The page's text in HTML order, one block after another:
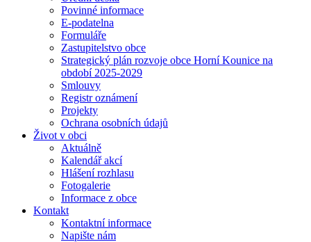
Povinné informace
E-podatelna
Formuláře
Zastupitelstvo obce
Strategický plán rozvoje obce Horní Kounice na
období 2025-2029
Smlouvy
Registr oznámení
Projekty
Ochrana osobních údajů
Život v obci
Aktuálně
Kalendář akcí
Hlášení rozhlasu
Fotogalerie
Informace z obce
Kontakt
Kontaktní informace
Napište nám